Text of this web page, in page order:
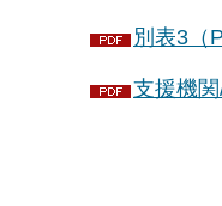
別表3（
支援機